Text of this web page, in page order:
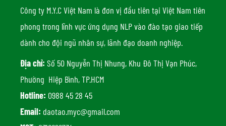
Công ty M.Y.C Việt Nam là đơn vị đầu tiên tại Việt Nam tiên
phong trong lĩnh vực ứng dụng NLP vào đào tạo giao tiếp
dành cho đội ngũ nhân sự, lãnh đạo doanh nghiệp.
Địa chỉ: Số 50 Nguyễn Thị Nhung, Khu Đô Thị Vạn Phúc,
Phường Hiệp Bình, TP.HCM
Hotline: 0988 45 28 45
Email: daotao.myc@gmail.com